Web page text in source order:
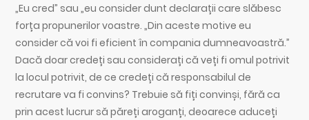
„Eu cred” sau „eu consider dunt declarații care slăbesc
forța propunerilor voastre. „Din aceste motive eu
consider că voi fi eficient în compania dumneavoastră.”
Dacă doar credeți sau considerați că veți fi omul potrivit
la locul potrivit, de ce credeți că responsabilul de
recrutare va fi convins? Trebuie să fiți convinși, fără ca
prin acest lucrur să păreți aroganți, deoarece aduceți